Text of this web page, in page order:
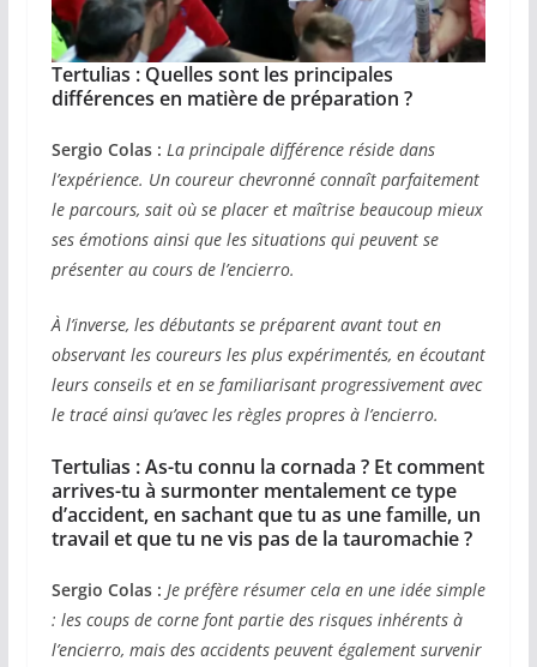
Tertulias : Quelles sont les principales
différences en matière de préparation ?
Sergio Colas : La principale différence réside dans
l’expérience. Un coureur chevronné connaît parfaitement
le parcours, sait où se placer et maîtrise beaucoup mieux
ses émotions ainsi que les situations qui peuvent se
présenter au cours de l’encierro.
À l’inverse, les débutants se préparent avant tout en
observant les coureurs les plus expérimentés, en écoutant
leurs conseils et en se familiarisant progressivement avec
le tracé ainsi qu’avec les règles propres à l’encierro.
Tertulias : As-tu connu la cornada ? Et comment
arrives-tu à surmonter mentalement ce type
d’accident, en sachant que tu as une famille, un
travail et que tu ne vis pas de la tauromachie ?
Sergio Colas : Je préfère résumer cela en une idée simple
: les coups de corne font partie des risques inhérents à
l’encierro, mais des accidents peuvent également survenir